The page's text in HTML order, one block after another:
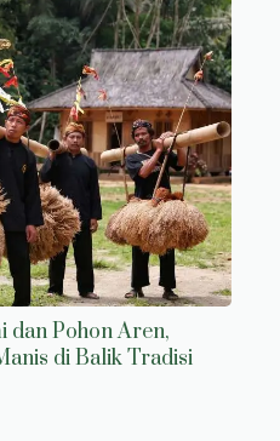
dan Pohon Aren,
di Balik Tradisi